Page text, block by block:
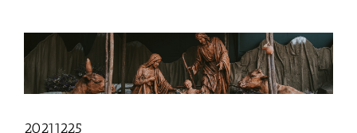
20211225